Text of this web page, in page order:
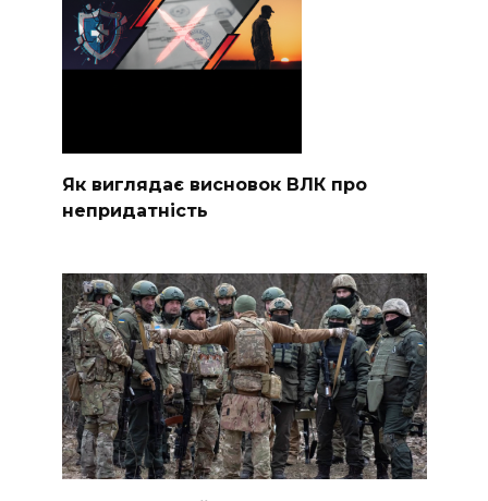
Як виглядає висновок ВЛК про
непридатність